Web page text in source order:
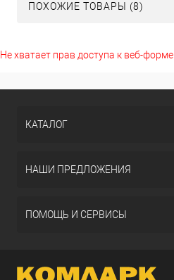
ПОХОЖИЕ ТОВАРЫ (8)
Не хватает прав доступа к веб-форме.
КАТАЛОГ
НАШИ ПРЕДЛОЖЕНИЯ
ПОМОЩЬ И СЕРВИСЫ